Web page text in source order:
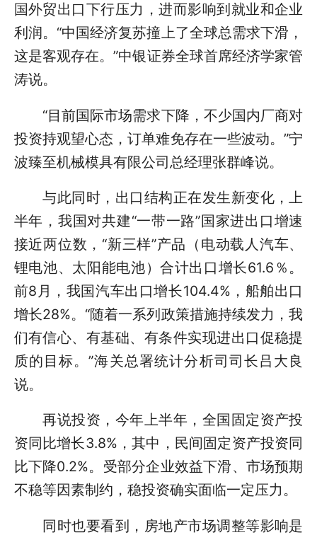
国外贸出口下行压力，进而影响到就业和企业
利润。“中国经济复苏撞上了全球总需求下滑，
这是客观存在。”中银证券全球首席经济学家管
涛说。
“目前国际市场需求下降，不少国内厂商对
投资持观望心态，订单难免存在一些波动。”宁
波臻至机械模具有限公司总经理张群峰说。
与此同时，出口结构正在发生新变化，上
半年，我国对共建“一带一路”国家进出口增速
接近两位数，“新三样”产品（电动载人汽车、
锂电池、太阳能电池）合计出口增长61.6％。
前8月，我国汽车出口增长104.4%，船舶出口
增长28%。“随着一系列政策措施持续发力，我
们有信心、有基础、有条件实现进出口促稳提
质的目标。”海关总署统计分析司司长吕大良
说。
再说投资，今年上半年，全国固定资产投
资同比增长3.8%，其中，民间固定资产投资同
比下降0.2%。受部分企业效益下滑、市场预期
不稳等因素制约，稳投资确实面临一定压力。
同时也要看到，房地产市场调整等影响是